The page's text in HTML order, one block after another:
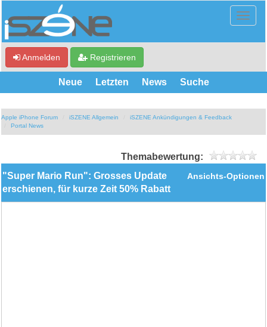
Anmelden Registrieren
Neue Letzten News Suche
Apple iPhone Forum iSZENE Allgemein
iSZENE Ankündigungen & Feedback
Portal News
Themabewertung:
Ansichts-Optionen
"Super Mario Run": Grosses Update
erschienen, für kurze Zeit 50% Rabatt